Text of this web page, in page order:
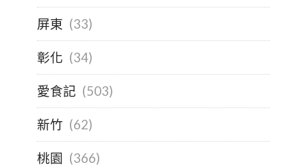
屏東 (33)
彰化 (34)
愛食記 (503)
新竹 (62)
桃園 (366)